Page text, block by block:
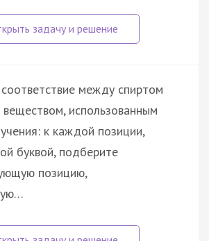
между спиртом
использованным
к каждой позиции,
буквой, подберите
позицию,